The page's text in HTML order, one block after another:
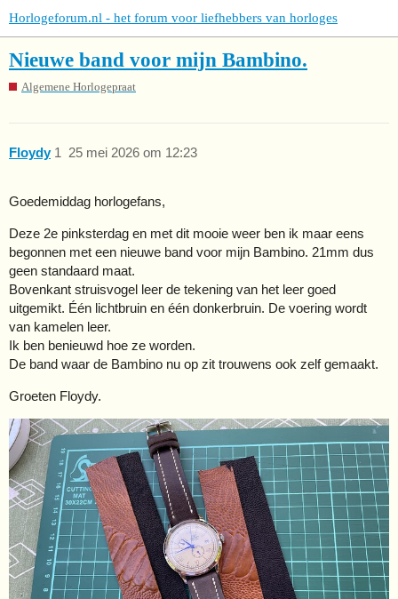
Horlogeforum.nl - het forum voor liefhebbers van horloges
Nieuwe band voor mijn Bambino.
Algemene Horlogepraat
Floydy 25 mei 2026 om 12:23
1
Goedemiddag horlogefans,
Deze 2e pinksterdag en met dit mooie weer ben ik maar eens
begonnen met een nieuwe band voor mijn Bambino. 21mm dus
geen standaard maat.
Bovenkant struisvogel leer de tekening van het leer goed
uitgemikt. Één lichtbruin en één donkerbruin. De voering wordt
van kamelen leer.
Ik ben benieuwd hoe ze worden.
De band waar de Bambino nu op zit trouwens ook zelf gemaakt.
Groeten Floydy.